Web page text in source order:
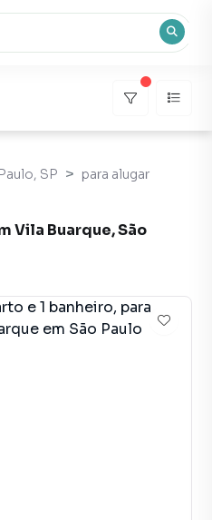
SP para alugar
Vila Buarque, São